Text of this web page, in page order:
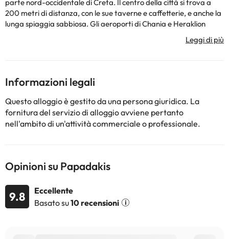
parte nord-occidentale di Creta. Il centro della città si trova a
200 metri di distanza, con le sue taverne e caffetterie, e anche la
lunga spiaggia sabbiosa. Gli aeroporti di Chania e Heraklion
distano rispettivamente 45 e 100 km. L'hotel dispone di 30
consultare le relative tariffe direttamente presso la struttura.
Tutte le informazioni presenti in questa pagina sono soggette a
modifiche da parte della struttura. Se hai dubbi, contattaci.
Informazioni legali
Questo alloggio è gestito da una persona giuridica. La
fornitura del servizio di alloggio avviene pertanto
nell'ambito di un'attività commerciale o professionale.
Opinioni su Papadakis
9.8
Eccellente
Basato su10 recensioni